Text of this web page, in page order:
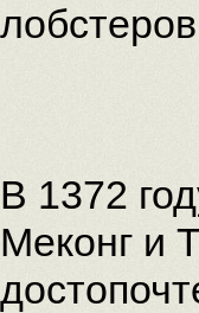
В 1372
Меконг и